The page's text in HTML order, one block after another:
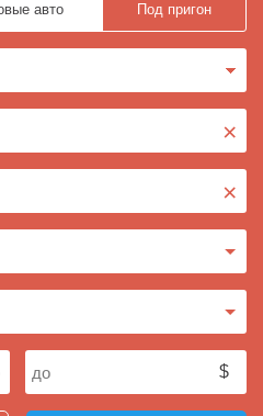
авто Под пригон
×
×